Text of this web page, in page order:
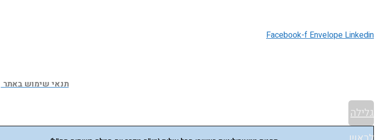
Facebook-fEnvelopeLinkedin
תנאי שימוש באתר
גלילה